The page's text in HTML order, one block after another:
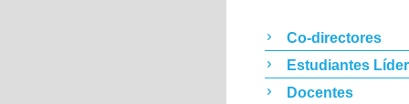
Co-directores
Estudiantes
Docentes